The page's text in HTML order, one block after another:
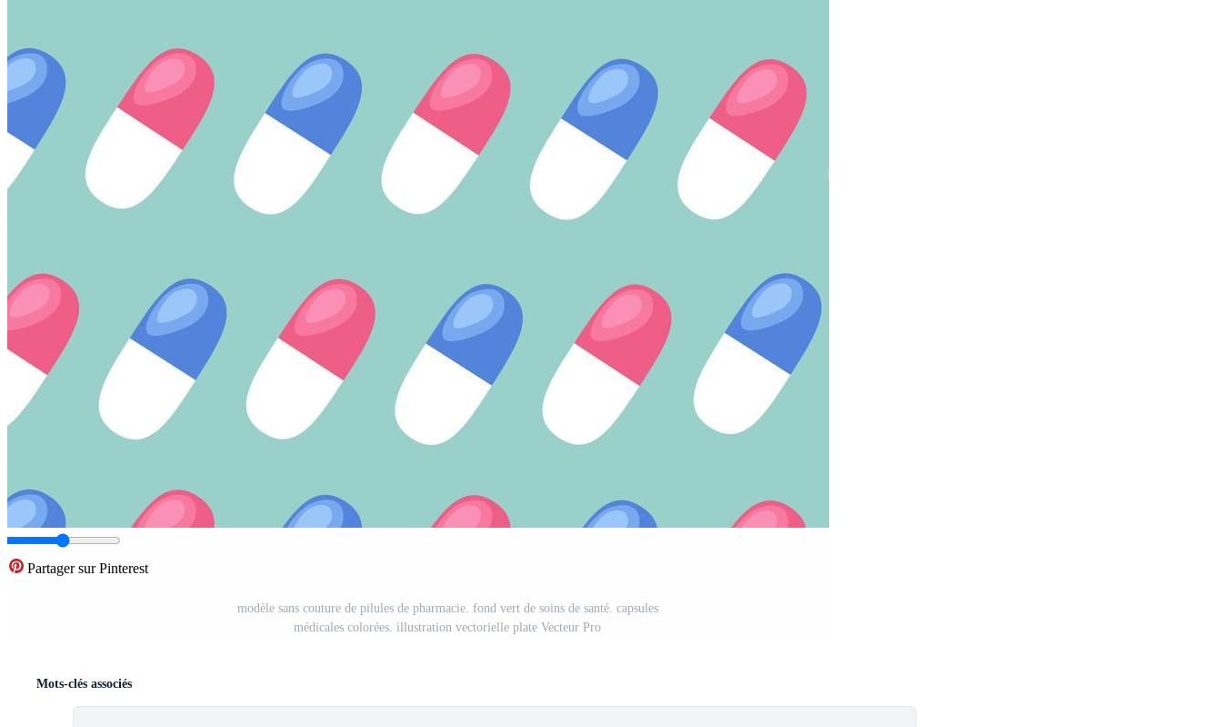
Partager sur Pinterest
modèle sans couture de pilules de pharmacie. fond vert de soins de santé. capsules
médicales colorées. illustration vectorielle plate Vecteur Pro
Mots-clés associés